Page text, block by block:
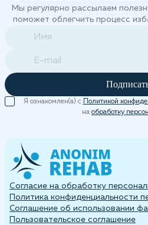
Мы регулярно рассылаем
поможет облегчить процесс
Я ознакомлен(а) с Политикой
на обработку
Согласие на обработку
Политика конфиденциальности
Cоглашение об использовании
Пользовательское соглашение